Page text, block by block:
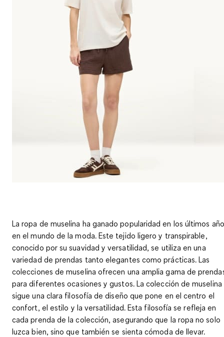
La ropa de muselina ha ganado popularidad en los últimos
en el mundo de la moda. Este tejido ligero y transpirable,
conocido por su suavidad y versatilidad, se utiliza en una
variedad de prendas tanto elegantes como prácticas. Las
colecciones de muselina ofrecen una amplia gama de
para diferentes ocasiones y gustos. La colección de muselina
sigue una clara filosofía de diseño que pone en el centro el
confort, el estilo y la versatilidad. Esta filosofía se refleja en
cada prenda de la colección, asegurando que la ropa no solo
luzca bien, sino que también se sienta cómoda de llevar.